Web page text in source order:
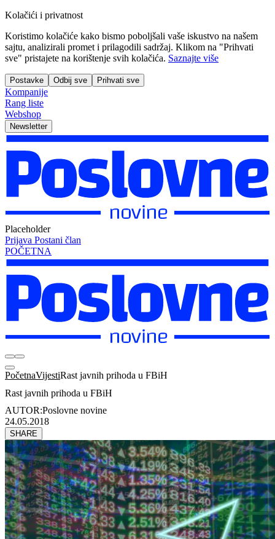
Kolačići i privatnost
Koristimo kolačiće kako bismo poboljšali vaše iskustvo na našem
sajtu, analizirali promet i prilagodili sadržaj. Klikom na "Prihvati
sve" pristajete na korištenje svih kolačića. Saznajte više
Postavke Odbij sve Prihvati sve
Kompanije
Rang liste
Webshop
Newsletter
Placeholder
Prijava Postani član
POČETNA
PočetnaVijestiRast javnih prihoda u FBiH
Rast javnih prihoda u FBiH
AUTOR:Poslovne novine
24.05.2018
SHARE